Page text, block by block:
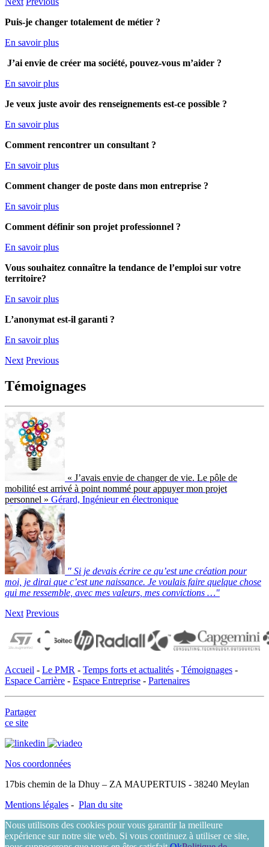
Puis-je changer totalement de métier ?
En savoir plus
J’ai envie de créer ma société, pouvez-vous m’aider ?
En savoir plus
Je veux juste avoir des renseignements est-ce possible ?
En savoir plus
Comment rencontrer un consultant ?
En savoir plus
Comment changer de poste dans mon entreprise ?
En savoir plus
Comment définir son projet professionnel ?
En savoir plus
Vous souhaitez connaître la tendance de l’emploi sur votre
territoire?
En savoir plus
L’anonymat est-il garanti ?
En savoir plus
Next Previous
Témoignages
« J’avais envie de changer de vie. Le pôle de
mobilité est arrivé à point nommé pour appuyer mon projet
personnel » Gérard, Ingénieur en électronique
" Si je devais écrire ce qu’est une création pour
moi, je dirai que c’est une naissance. Je voulais faire quelque chose
qui me ressemble, avec mes valeurs, mes convictions …"
Next Previous
Accueil - Le PMR - Temps forts et actualités - Témoignages -
Espace Carrière - Espace Entreprise - Partenaires
Partager
ce site
Nos coordonnées
17bis chemin de la Dhuy – ZA MAUPERTUIS - 38240 Meylan
Mentions légales - Plan du site
Nous utilisons des cookies pour vous garantir la meilleure
expérience sur notre site web. Si vous continuez à utiliser ce site,